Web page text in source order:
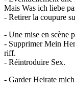
Mais Was ich liebe
- Retirer la coupure
- Une mise en scène
- Supprimer Mein
riff.
- Réintroduire Sex.
- Garder Heirate